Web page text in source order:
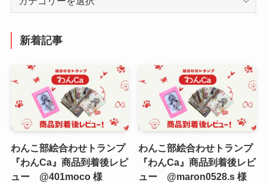
新着記事
わんこ部絵合わせトランプ
『わんCa』商品到着後レビ
ュー @401moco 様
わんこ部絵合わせトランプ
『わんCa』商品到着後レビ
ュー @maron0528.s 様